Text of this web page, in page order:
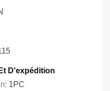
D'expédition
1PC